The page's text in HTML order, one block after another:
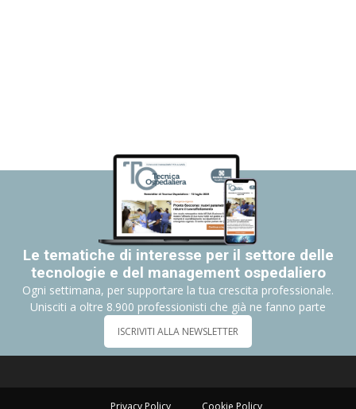
Le tematiche di interesse per il settore delle
tecnologie e del management ospedaliero
Ogni settimana, per supportare la tua crescita professionale.
Unisciti a oltre 8.900 professionisti che già ne fanno parte
ISCRIVITI ALLA NEWSLETTER
Privacy Policy Cookie Policy